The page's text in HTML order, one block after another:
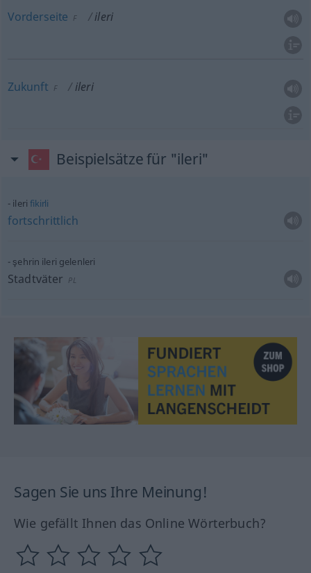
Vorderseite F ileri
Zukunft F ileri
Beispielsätze für "ileri"
ilerifikirli
fortschrittlich
şehrin ileri gelenleri
Stadtväter PL
Sagen Sie uns Ihre Meinung!
Wie gefällt Ihnen das Online Wörterbuch?